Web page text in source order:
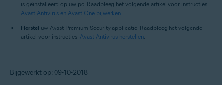
is geïnstalleerd op uw pc. Raadpleeg het volgende artikel voor instructies:
Avast Antivirus en Avast One bijwerken.
Herstel uw Avast Premium Security-applicatie. Raadpleeg het volgende
artikel voor instructies: Avast Antivirus herstellen.
Bijgewerkt op: 09-10-2018